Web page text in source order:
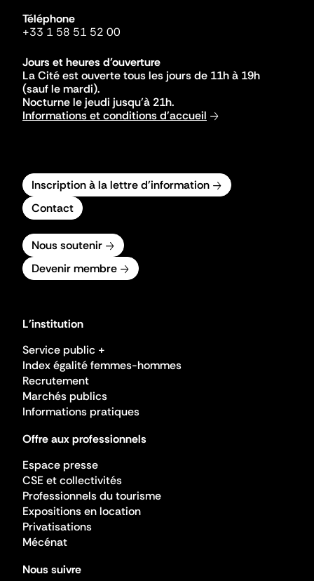
Téléphone
+33 1 58 51 52 00
Jours et heures d'ouverture
La Cité est ouverte tous les jours de 11h à 19h
(sauf le mardi).
Nocturne le jeudi jusqu'à 21h.
Informations et conditions d'accueil
Inscription à la lettre d'information
Contact
Nous soutenir
Devenir membre
L'institution
Service public +
Index égalité femmes-hommes
Recrutement
Marchés publics
Informations pratiques
Offre aux professionnels
Espace presse
CSE et collectivités
Professionnels du tourisme
Expositions en location
Privatisations
Mécénat
Nous suivre